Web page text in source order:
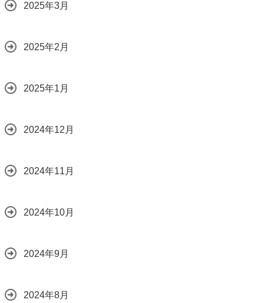
2025年3月
2025年2月
2025年1月
2024年12月
2024年11月
2024年10月
2024年9月
2024年8月